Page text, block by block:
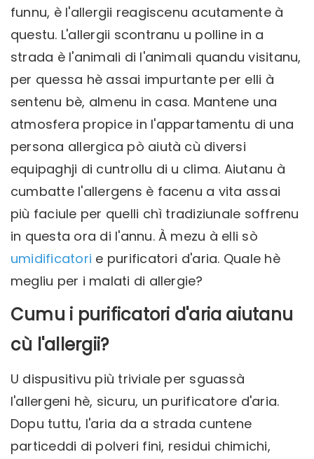
funnu, è l'allergii reagiscenu acutamente à
questu. L'allergii scontranu u polline in a
strada è l'animali di l'animali quandu visitanu,
per quessa hè assai impurtante per elli à
sentenu bè, almenu in casa. Mantene una
atmosfera propice in l'appartamentu di una
persona allergica pò aiutà cù diversi
equipaghji di cuntrollu di u clima. Aiutanu à
cumbatte l'allergens è facenu a vita assai
più faciule per quelli chì tradiziunale soffrenu
in questa ora di l'annu. À mezu à elli sò
umidificatori e purificatori d'aria. Quale hè
megliu per i malati di allergie?
Cumu i purificatori d'aria aiutanu
cù l'allergii?
U dispusitivu più triviale per sguassà
l'allergeni hè, sicuru, un purificatore d'aria.
Dopu tuttu, l'aria da a strada cuntene
particeddi di polveri fini, residui chimichi,